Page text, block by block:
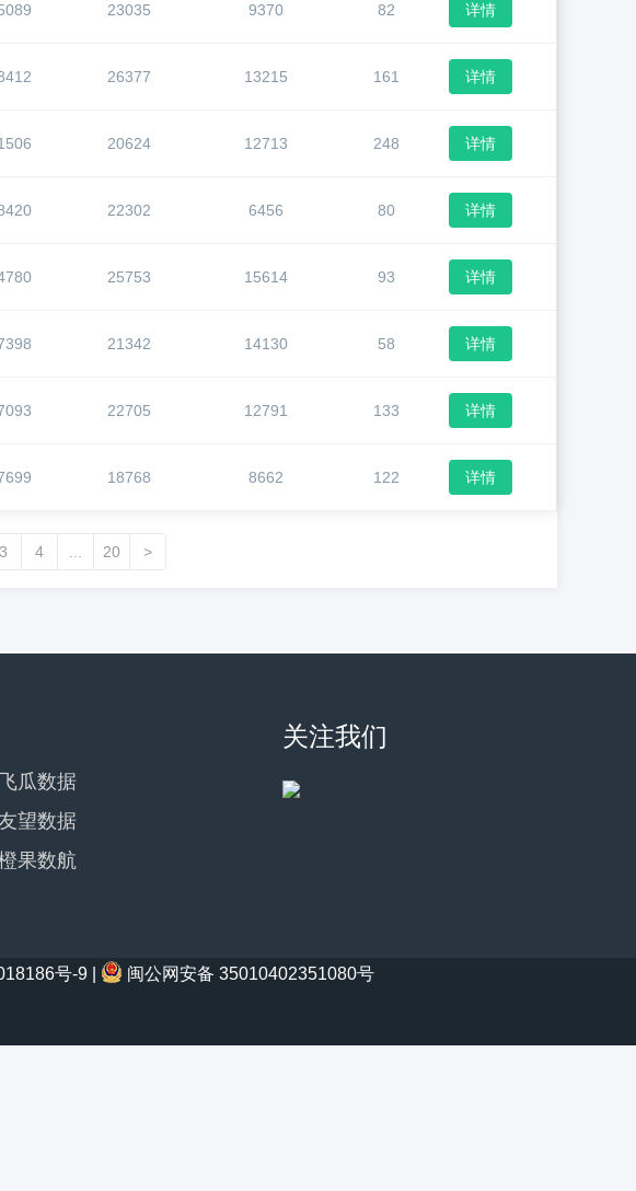
23035 9370 82 详情
26377 13215 161 详情
20624 12713 248 详情
22302 6456 80 详情
25753 15614 93 详情
21342 14130 58 详情
22705 12791 133 详情
18768 8662 122 详情
3 4 20 >
飞瓜数据
望数据
果数航
关注我们
号-9 闽公网安备 35010402351080号